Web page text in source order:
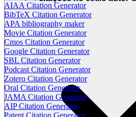
AIAA Citation Generator
BibTeX Citation Generator
APA bibliography maker
Movie Citation Generator
Cmos Citation Generator
Google Citation Generator
SBL Citation Generator
Podcast Citation Generator
Zotero Citation Generator
Oral Citation Generator
JAMA Citation Generator
AIP Citation Generator
Patent Citation Generator